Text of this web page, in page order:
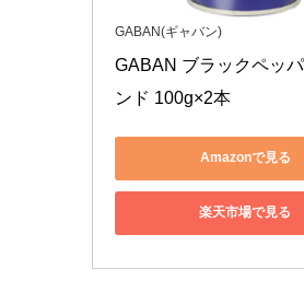
GABAN(ギャバン)
GABAN ブラックペッ
ンド 100g×2本
Amazonで見る
楽天市場で見る